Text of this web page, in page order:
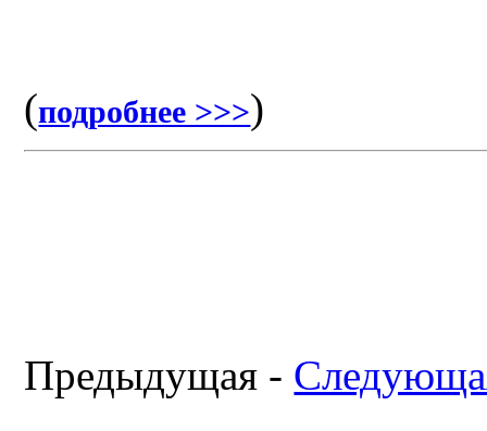
(подробнее >>>)
Предыдущая -